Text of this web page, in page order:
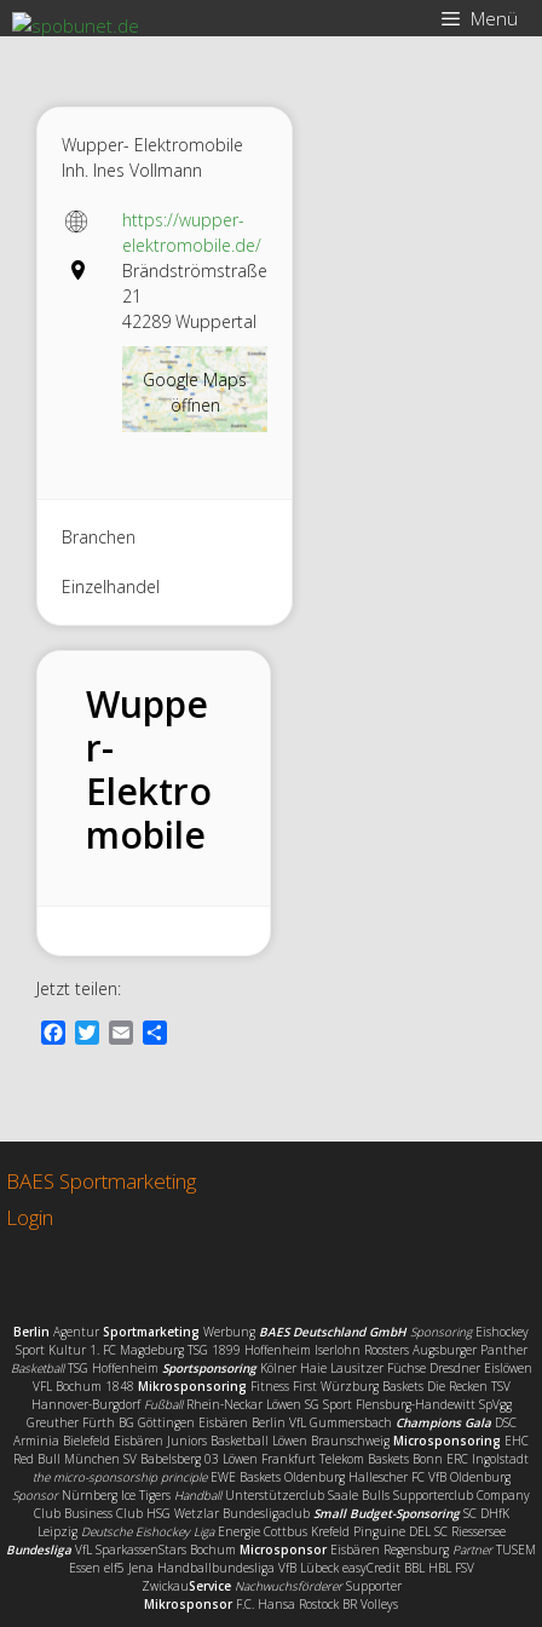
Zum
Inhalt
Menü
Wupper- Elektromobile
Inh. Ines Vollmann
https://wupper-
elektromobile.de/
Brändströmstraße
21
42289 Wuppertal
Google Maps
öffnen
Branchen
Einzelhandel
Wuppe
r-
Elektro
mobile
Jetzt teilen:
o
k
r
BAES Sportmarketing
Login
Berlin Agentur Sportmarketing Werbung BAES Deutschland GmbH SponsoringEishockey
Sport Kultur 1. FC Magdeburg TSG 1899 Hoffenheim Iserlohn Roosters Augsburger Panther
BasketballTSG Hoffenheim SportsponsoringKölner Haie Lausitzer Füchse Dresdner Eislöwen
VFL Bochum 1848 Mikrosponsoring Fitness First Würzburg Baskets Die Recken TSV
Hannover-Burgdorf FußballRhein-Neckar Löwen SG Sport Flensburg-Handewitt SpVgg
Greuther Fürth BG Göttingen Eisbären Berlin VfL Gummersbach Champions GalaDSC
Arminia Bielefeld Eisbären Juniors Basketball Löwen Braunschweig Microsponsoring EHC
Red Bull München SV Babelsberg 03 Löwen Frankfurt Telekom Baskets Bonn ERC Ingolstadt
the micro-sponsorship principleEWE Baskets Oldenburg Hallescher FC VfB Oldenburg
SponsorNürnberg Ice Tigers HandballUnterstützerclub Saale Bulls Supporterclub Company
Club Business Club HSG Wetzlar Bundesligaclub Small Budget-SponsoringSC DHfK
Leipzig Deutsche Eishockey LigaEnergie Cottbus Krefeld Pinguine DEL SC Riessersee
Bundesliga VfL SparkassenStars Bochum MicrosponsorEisbären Regensburg PartnerTUSEM
Essen elf5 Jena Handballbundesliga VfB Lübeck easyCredit BBL HBL FSV
ZwickauService NachwuchsfördererSupporter
MikrosponsorF.C. Hansa Rostock BR Volleys